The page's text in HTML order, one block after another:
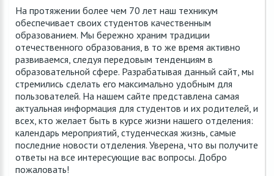
На протяжении более чем 70 лет наш техникум
обеспечивает своих студентов качественным
образованием. Мы бережно храним традиции
отечественного образования, в то же время активно
развиваемся, следуя передовым тенденциям в
образовательной сфере. Разрабатывая данный сайт, мы
стремились сделать его максимально удобным для
пользователей. На нашем сайте представлена самая
актуальная информация для студентов и их родителей, и
всех, кто желает быть в курсе жизни нашего отделения:
календарь мероприятий, студенческая жизнь, самые
последние новости отделения. Уверена, что вы получите
ответы на все интересующие вас вопросы. Добро
пожаловать!